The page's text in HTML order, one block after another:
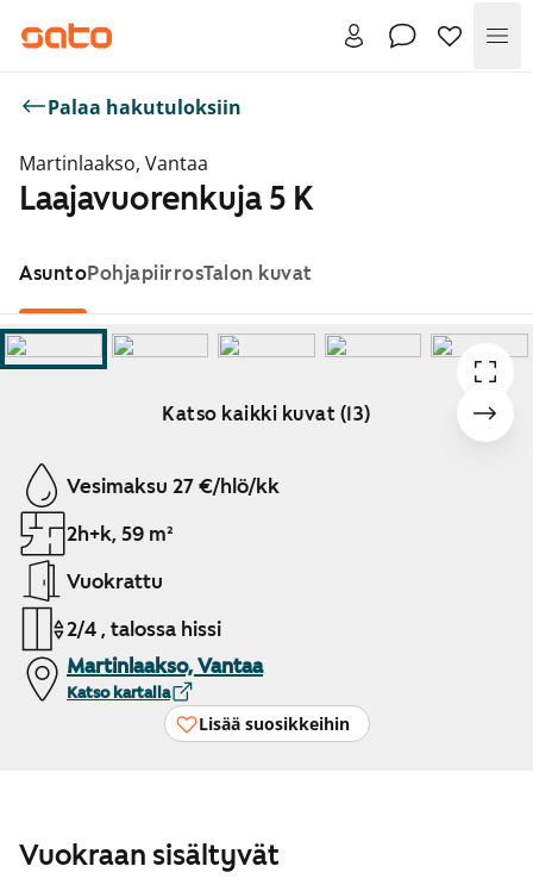
Palaa hakutuloksiin
Martinlaakso, Vantaa
Laajavuorenkuja 5 K
AsuntoPohjapiirrosTalon kuvat
Katso kaikki kuvat (13)
Näytetään dia 1 / 13
Vesimaksu 27 €/hlö/kk
2h+k, 59 m²
Vuokrattu
2/4 , talossa hissi
Martinlaakso, Vantaa
Katso kartalla
Lisää suosikkeihin
Vuokraan sisältyvät